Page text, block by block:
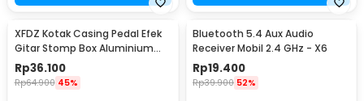
XFDZ Kotak Casing Pedal Efek
Gitar Stomp Box Aluminium
112x60x30mm - 1590BB
Rp36.100
Rp64.900 45%
Bluetooth 5.4 Aux Audio
Receiver Mobil 2.4 GHz - X6
Rp19.400
Rp39.900 52%